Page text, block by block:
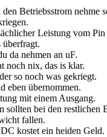
Betriebsstrom nehme
Leistung vom
überfragt.
da nehmen an uF.
noch nix, das is klar.
so noch was gekriegt.
eben übernommen.
mit einem Ausgang.
sollten bei den restlichen
fallen.
kostet ein heiden Geld.